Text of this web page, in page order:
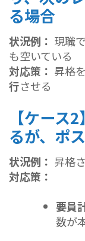
る場合
状況例： 現職
も空いている
対応策： 昇格
行させる
【ケース
るが、ポ
状況例： 昇格
対応策：
要員
数が